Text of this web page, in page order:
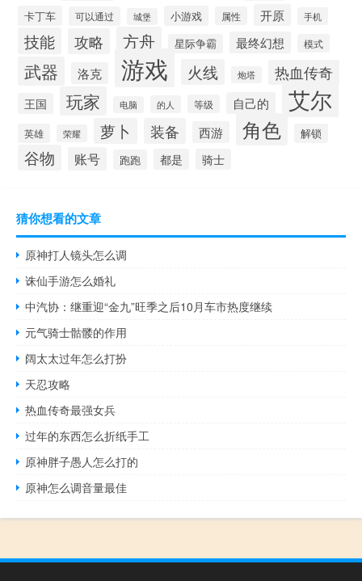
卡丁车
可以通过 城堡 小游戏 属性 开原 手机
技能 攻略 方舟 星际争霸 最终幻想 模式
武器 洛克 游戏 火线 炮塔 热血传奇
王国 玩家 电脑 的人 等级 自己的 艾尔
英雄 荣耀 萝卜 装备 西游 角色 解锁
谷物 账号 跑跑 都是 骑士
猜你想看的文章
原神打人镜头怎么调
诛仙手游怎么婚礼
中汽协：继重迎“金九”旺季之后10月车市热度继续
元气骑士骷髅的作用
阔太太过年怎么打扮
天忍攻略
热血传奇最强女兵
过年的东西怎么折纸手工
原神胖子愚人怎么打的
原神怎么调音量最佳